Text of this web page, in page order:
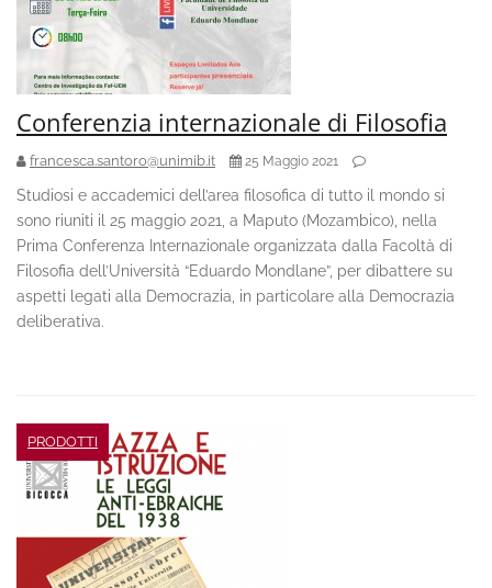
Conferenzia internazionale di Filosofia
francesca.santoro@unimib.it 25 Maggio 2021
Studiosi e accademici dell’area filosofica di tutto il mondo si
sono riuniti il 25 maggio 2021, a Maputo (Mozambico), nella
Prima Conferenza Internazionale organizzata dalla Facoltà di
Filosofia dell’Università “Eduardo Mondlane”, per dibattere su
aspetti legati alla Democrazia, in particolare alla Democrazia
deliberativa.
PRODOTTI